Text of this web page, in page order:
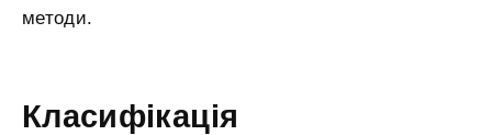
методи.
Класифікація